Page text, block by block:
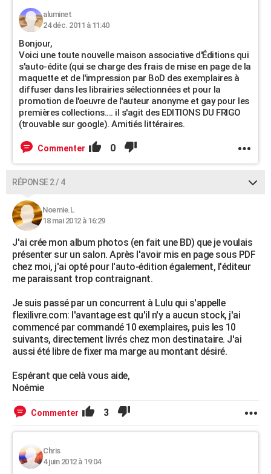
aluminet
24 déc. 2011 à 11:40
Bonjour,
Voici une toute nouvelle maison associative d'Éditions qui
s'auto-édite (qui se charge des frais de mise en page de la
maquette et de l'impression par BoD des exemplaires à
diffuser dans les librairies sélectionnées et pour la
promotion de l'oeuvre de l'auteur anonyme et gay pour les
premières collections.... il s'agit des EDITIONS DU FRIGO
(trouvable sur google). Amitiés littéraires.
Commenter 0
RÉPONSE 2 / 4
Noemie.L
18 mai 2012 à 16:29
J'ai crée mon album photos (en fait une BD) que je voulais
présenter sur un salon. Après l'avoir mis en page sous PDF
chez moi, j'ai opté pour l'auto-édition également, l'éditeur
me paraissant trop contraignant.
Je suis passé par un concurrent à Lulu qui s'appelle
flexilivre.com: l'avantage est qu'il n'y a aucun stock, j'ai
commencé par commandé 10 exemplaires, puis les 10
suivants, directement livrés chez mon destinataire. J'ai
aussi été libre de fixer ma marge au montant désiré.
Espérant que celà vous aide,
Noémie
Commenter 3
Chris
4 juin 2012 à 19:04